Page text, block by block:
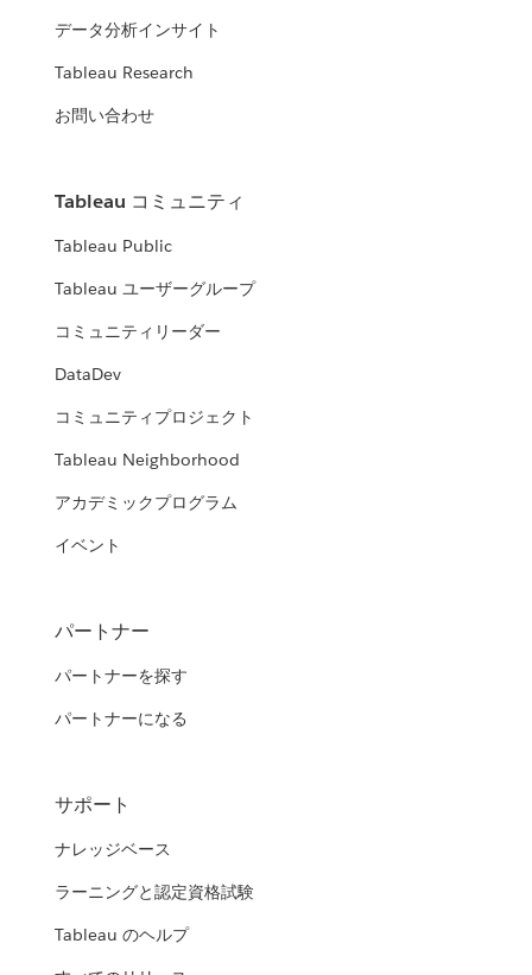
データ分析インサイト
Tableau Research
お問い合わせ
Tableau コミュニティ
Tableau Public
Tableau ユーザーグループ
コミュニティリーダー
DataDev
コミュニティプロジェクト
Tableau Neighborhood
アカデミックプログラム
イベント
パートナー
パートナーを探す
パートナーになる
サポート
ナレッジベース
ラーニングと認定資格試験
Tableau のヘルプ